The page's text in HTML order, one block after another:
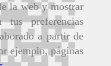
la web y mostrar
tus preferencias
a partir de
ejemplo, páginas